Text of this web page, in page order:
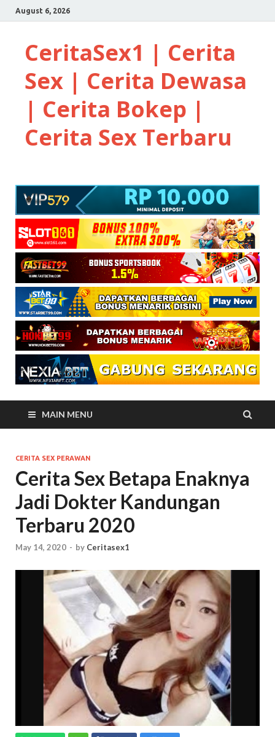
August 6, 2026
CeritaSex1 | Cerita
Sex | Cerita Dewasa
| Cerita Bokep |
Cerita Sex Terbaru
MAIN MENU
CERITA SEX PERAWAN
Cerita Sex Betapa Enaknya
Jadi Dokter Kandungan
Terbaru 2020
May 14, 2020 - by Ceritasex1